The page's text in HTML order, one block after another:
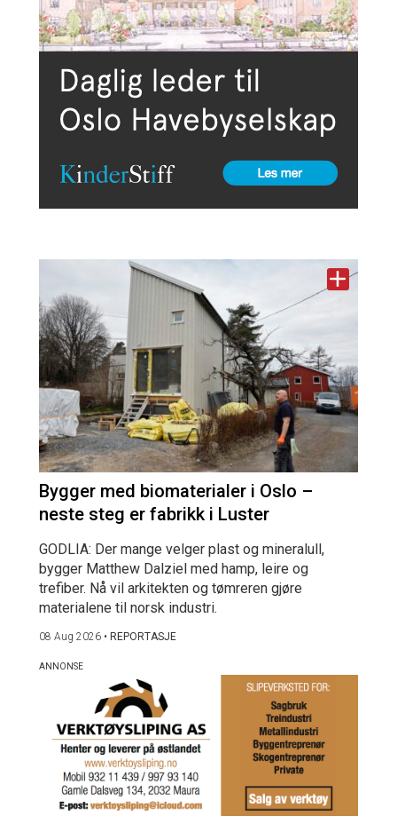
Bygger med biomaterialer i Oslo –
neste steg er fabrikk i Luster
GODLIA: Der mange velger plast og mineralull,
bygger Matthew Dalziel med hamp, leire og
trefiber. Nå vil arkitekten og tømreren gjøre
materialene til norsk industri.
08 Aug 2026 • REPORTASJE